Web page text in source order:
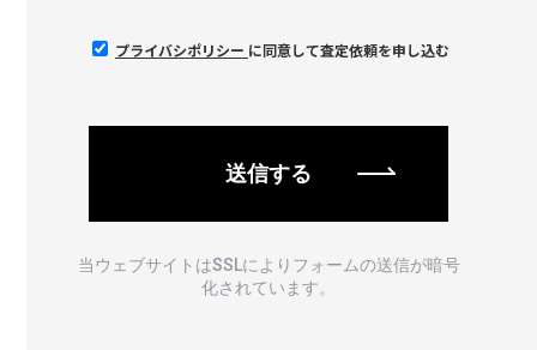
プライバシポリシー に同意して査定依頼を申し込む
当ウェブサイトはSSLによりフォームの送信が暗号
化されています。